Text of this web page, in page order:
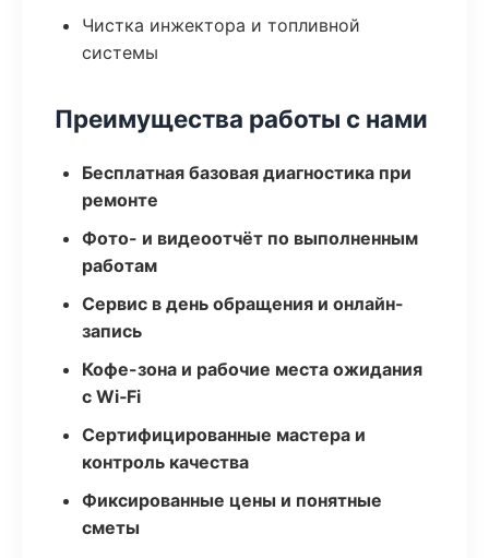
Чистка инжектора и топливной
системы
Преимущества работы с нами
Бесплатная базовая диагностика при
ремонте
Фото- и видеоотчёт по выполненным
работам
Сервис в день обращения и онлайн-
запись
Кофе-зона и рабочие места ожидания
с Wi‑Fi
Сертифицированные мастера и
контроль качества
Фиксированные цены и понятные
сметы